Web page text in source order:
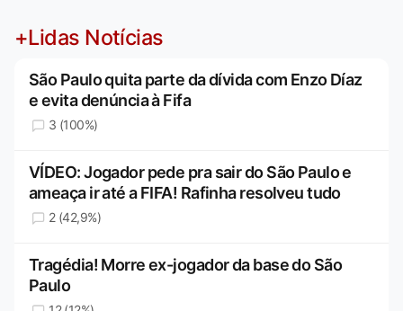
+Lidas Notícias
São Paulo quita parte da dívida com Enzo Díaz
e evita denúncia à Fifa
3 (100%)
VÍDEO: Jogador pede pra sair do São Paulo e
ameaça ir até a FIFA! Rafinha resolveu tudo
2 (42,9%)
Tragédia! Morre ex-jogador da base do São
Paulo